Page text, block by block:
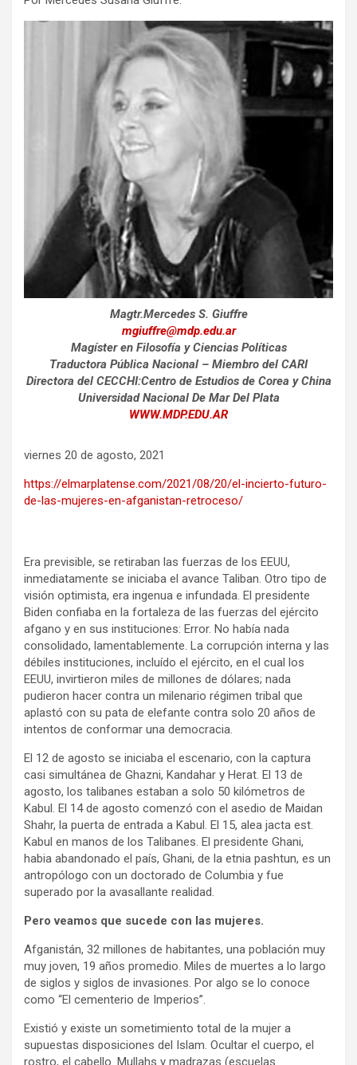
Magtr.Mercedes S. Giuffre
mgiuffre@mdp.edu.ar
Magíster en Filosofía y Ciencias Políticas
Traductora Pública Nacional – Miembro del CARI
Directora del CECCHI:Centro de Estudios de Corea y China
Universidad Nacional De Mar Del Plata
WWW.MDP.EDU.AR
viernes 20 de agosto, 2021
https://elmarplatense.com/2021/08/20/el-incierto-futuro-
de-las-mujeres-en-afganistan-retroceso/
Era previsible, se retiraban las fuerzas de los EEUU,
inmediatamente se iniciaba el avance Taliban. Otro tipo de
visión optimista, era ingenua e infundada. El presidente
Biden confiaba en la fortaleza de las fuerzas del ejército
afgano y en sus instituciones: Error. No había nada
consolidado, lamentablemente. La corrupción interna y las
débiles instituciones, incluído el ejército, en el cual los
EEUU, invirtieron miles de millones de dólares; nada
pudieron hacer contra un milenario régimen tribal que
aplastó con su pata de elefante contra solo 20 años de
intentos de conformar una democracia.
El 12 de agosto se iniciaba el escenario, con la captura
casi simultánea de Ghazni, Kandahar y Herat. El 13 de
agosto, los talibanes estaban a solo 50 kilómetros de
Kabul. El 14 de agosto comenzó con el asedio de Maidan
Shahr, la puerta de entrada a Kabul. El 15, alea jacta est.
Kabul en manos de los Talibanes. El presidente Ghani,
habia abandonado el país, Ghani, de la etnia pashtun, es un
antropólogo con un doctorado de Columbia y fue
superado por la avasallante realidad.
Pero veamos que sucede con las mujeres.
Afganistán, 32 millones de habitantes, una población muy
muy joven, 19 años promedio. Miles de muertes a lo largo
de siglos y siglos de invasiones. Por algo se lo conoce
como “El cementerio de Imperios”.
Existió y existe un sometimiento total de la mujer a
supuestas disposiciones del Islam. Ocultar el cuerpo, el
rostro, el cabello. Mullahs y madrazas (escuelas